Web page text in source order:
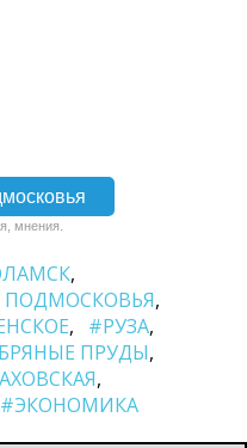
мнения.
#РУЗА
ПРУДЫ
#ЭКОНОМИКА